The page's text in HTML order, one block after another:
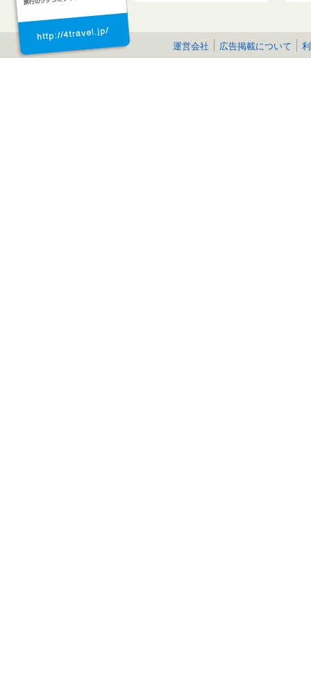
運営会社 広告掲載について